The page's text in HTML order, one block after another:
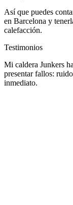
Así que puedes
en Barcelona y
calefacción.
Testimonios
Mi caldera Junkers
presentar fallos:
inmediato.